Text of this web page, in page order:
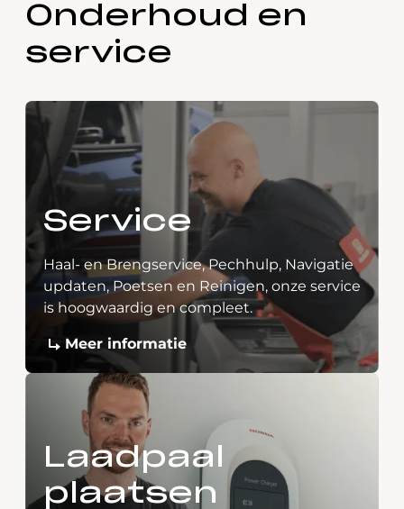
Onderhoud en
service
Service
Haal- en Brengservice, Pechhulp, Navigatie
updaten, Poetsen en Reinigen, onze service
is hoogwaardig en compleet.
Meer informatie
Laadpaal
plaatsen